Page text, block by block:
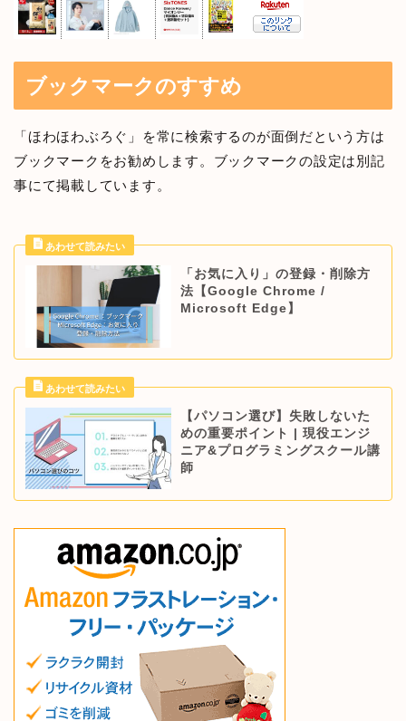
ブックマークのすすめ
「ほわほわぶろぐ」を常に検索するのが面倒だという方は
ブックマークをお勧めします。ブックマークの設定は別記
事にて掲載しています。
「お気に入り」の登録・削除方
法【Google Chrome /
Microsoft Edge】
【パソコン選び】失敗しないた
めの重要ポイント | 現役エンジ
ニア&プログラミングスクール講
師